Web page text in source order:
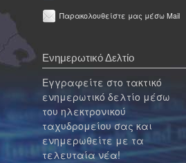
Παρακολουθείστε μας μέσω Mail
Ενημερωτικό Δελτίο
Εγγραφείτε στο τακτικό
ενημερωτικό δελτίο μέσω
του ηλεκτρονικού
ταχυδρομείου σας και
ενημερωθείτε με τα
τελευταία νέα!